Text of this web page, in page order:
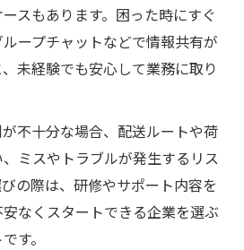
スもあります。困った時にすぐ
ープチャットなどで情報共有が
未経験でも安心して業務に取り
不十分な場合、配送ルートや荷
ミスやトラブルが発生するリス
の際は、研修やサポート内容を
なくスタートできる企業を選ぶ
す。